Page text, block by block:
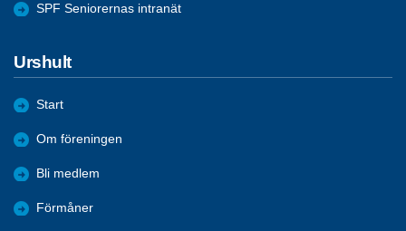
SPF Seniorernas intranät
Urshult
Start
Om föreningen
Bli medlem
Förmåner